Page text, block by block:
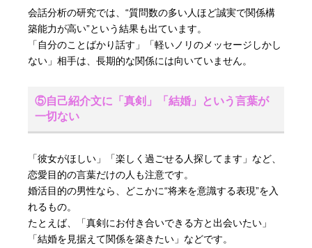
会話分析の研究では、“質問数の多い人ほど誠実で関係構
築能力が高い”という結果も出ています。
「自分のことばかり話す」「軽いノリのメッセージしかし
ない」相手は、長期的な関係には向いていません。
⑤自己紹介文に「真剣」「結婚」という言葉が
一切ない
「彼女がほしい」「楽しく過ごせる人探してます」など、
恋愛目的の言葉だけの人も注意です。
婚活目的の男性なら、どこかに“将来を意識する表現”を入
れるもの。
たとえば、「真剣にお付き合いできる方と出会いたい」
「結婚を見据えて関係を築きたい」などです。